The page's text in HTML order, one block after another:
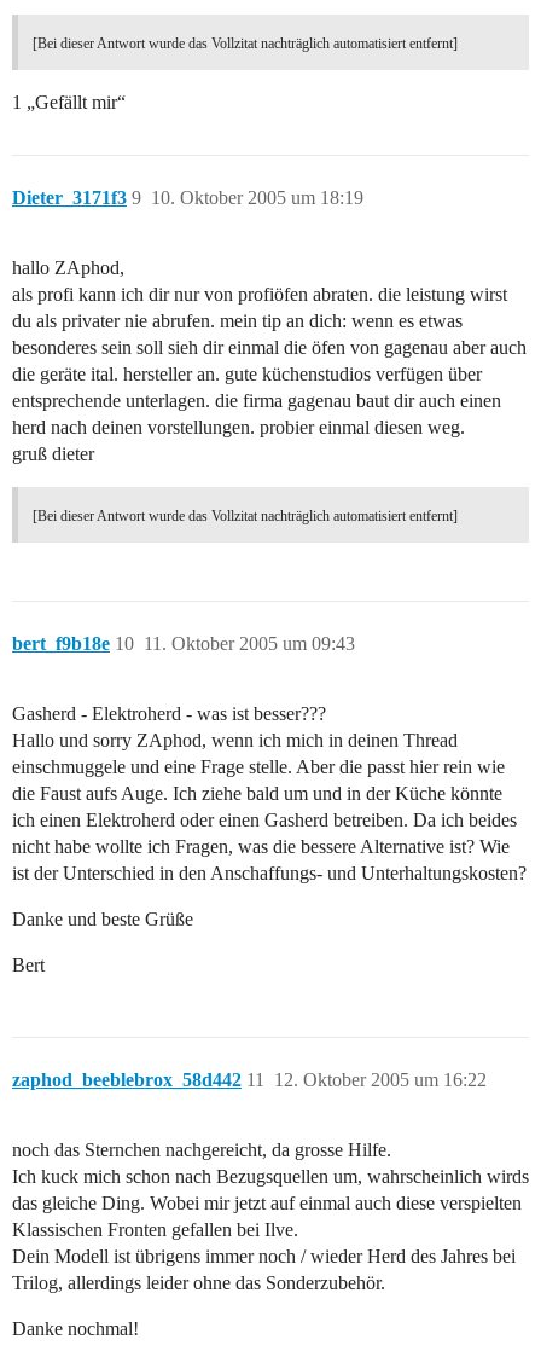
[Bei dieser Antwort wurde das Vollzitat nachträglich automatisiert entfernt]
1 „Gefällt mir“
Dieter_3171f3 10. Oktober 2005 um 18:19
9
hallo ZAphod,
als profi kann ich dir nur von profiöfen abraten. die leistung wirst
du als privater nie abrufen. mein tip an dich: wenn es etwas
besonderes sein soll sieh dir einmal die öfen von gagenau aber auch
die geräte ital. hersteller an. gute küchenstudios verfügen über
entsprechende unterlagen. die firma gagenau baut dir auch einen
herd nach deinen vorstellungen. probier einmal diesen weg.
gruß dieter
[Bei dieser Antwort wurde das Vollzitat nachträglich automatisiert entfernt]
bert_f9b18e 11. Oktober 2005 um 09:43
10
Gasherd - Elektroherd - was ist besser???
Hallo und sorry ZAphod, wenn ich mich in deinen Thread
einschmuggele und eine Frage stelle. Aber die passt hier rein wie
die Faust aufs Auge. Ich ziehe bald um und in der Küche könnte
ich einen Elektroherd oder einen Gasherd betreiben. Da ich beides
nicht habe wollte ich Fragen, was die bessere Alternative ist? Wie
ist der Unterschied in den Anschaffungs- und Unterhaltungskosten?
Danke und beste Grüße
Bert
zaphod_beeblebrox_58d442 12. Oktober 2005 um 16:22
11
noch das Sternchen nachgereicht, da grosse Hilfe.
Ich kuck mich schon nach Bezugsquellen um, wahrscheinlich wirds
das gleiche Ding. Wobei mir jetzt auf einmal auch diese verspielten
Klassischen Fronten gefallen bei Ilve.
Dein Modell ist übrigens immer noch / wieder Herd des Jahres bei
Trilog, allerdings leider ohne das Sonderzubehör.
Danke nochmal!